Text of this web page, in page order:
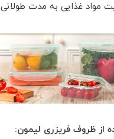
مواد غذایی به مدت طولانی
از ظروف فریزری لیمون: